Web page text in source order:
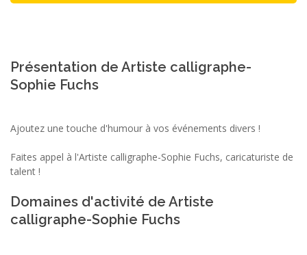
Présentation de Artiste calligraphe-
Sophie Fuchs
Ajoutez une touche d'humour à vos événements divers !
Faites appel à l'Artiste calligraphe-Sophie Fuchs, caricaturiste de
talent !
Domaines d'activité de Artiste
calligraphe-Sophie Fuchs